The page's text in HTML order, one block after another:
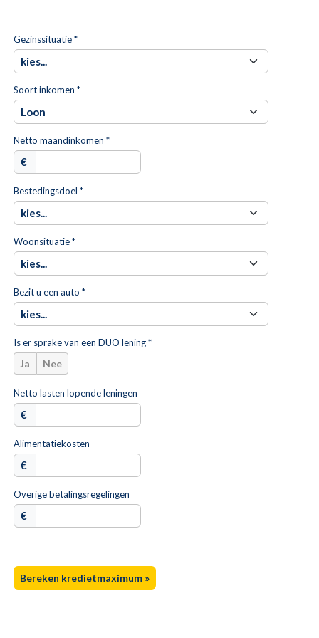
Gezinssituatie *
Soort inkomen *
Netto maandinkomen *
€
Bestedingsdoel *
Woonsituatie *
Bezit u een auto *
Is er sprake van een DUO lening *
Ja Nee
Netto lasten lopende leningen
€
Alimentatiekosten
€
Overige betalingsregelingen
€